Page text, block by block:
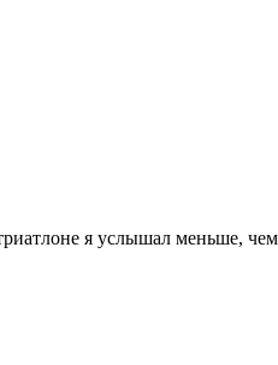
я услышал меньше,